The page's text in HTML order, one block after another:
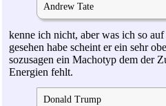
Andrew Tate
kenne ich nicht, aber was ich so
gesehen habe scheint er ein sehr
sozusagen ein Machotyp dem der
Energien fehlt.
Donald Trump